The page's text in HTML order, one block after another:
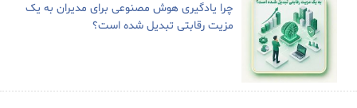
چرا یادگیری هوش مصنوعی برای مدیران به یک
مزیت رقابتی تبدیل شده است؟